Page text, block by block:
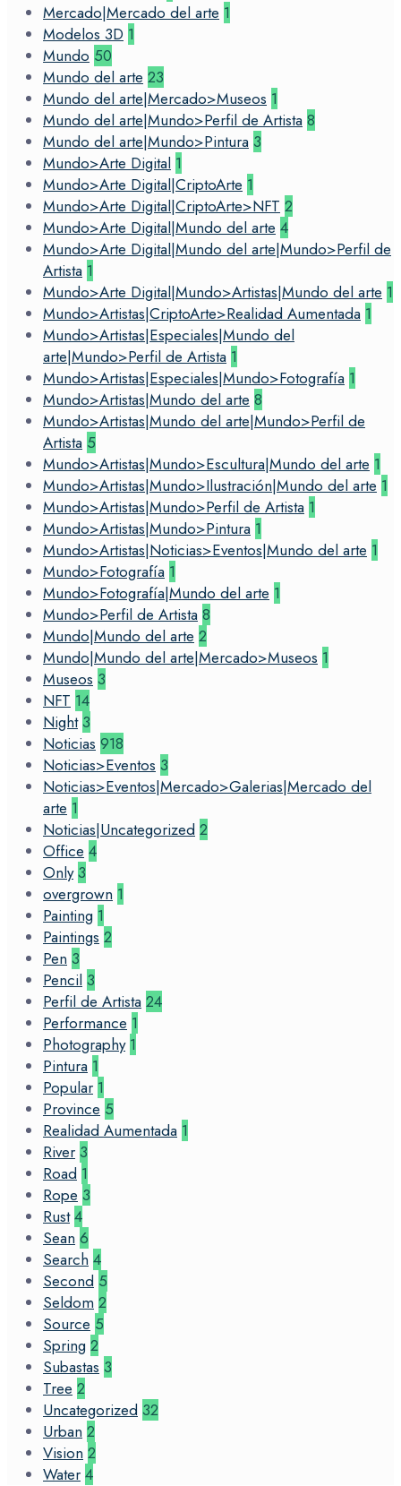
Mercado|Mercado del arte 1
Modelos 3D 1
Mundo 50
Mundo del arte 23
Mundo del arte|Mercado>Museos 1
Mundo del arte|Mundo>Perfil de Artista 8
Mundo del arte|Mundo>Pintura 3
Mundo>Arte Digital 1
Mundo>Arte Digital|CriptoArte 1
Mundo>Arte Digital|CriptoArte>NFT 2
Mundo>Arte Digital|Mundo del arte 4
Mundo>Arte Digital|Mundo del arte|Mundo>Perfil de
Artista 1
Mundo>Arte Digital|Mundo>Artistas|Mundo del arte 1
Mundo>Artistas|CriptoArte>Realidad Aumentada 1
Mundo>Artistas|Especiales|Mundo del
arte|Mundo>Perfil de Artista 1
Mundo>Artistas|Especiales|Mundo>Fotografía 1
Mundo>Artistas|Mundo del arte 8
Mundo>Artistas|Mundo del arte|Mundo>Perfil de
Artista 5
Mundo>Artistas|Mundo>Escultura|Mundo del arte 1
Mundo>Artistas|Mundo>Ilustración|Mundo del arte 1
Mundo>Artistas|Mundo>Perfil de Artista 1
Mundo>Artistas|Mundo>Pintura 1
Mundo>Artistas|Noticias>Eventos|Mundo del arte 1
Mundo>Fotografía 1
Mundo>Fotografía|Mundo del arte 1
Mundo>Perfil de Artista 8
Mundo|Mundo del arte 2
Mundo|Mundo del arte|Mercado>Museos 1
Museos 3
NFT 14
Night 3
Noticias 918
Noticias>Eventos 3
Noticias>Eventos|Mercado>Galerias|Mercado del
arte 1
Noticias|Uncategorized 2
Office 4
Only 3
overgrown 1
Painting 1
Paintings 2
Pen 3
Pencil 3
Perfil de Artista 24
Performance 1
Photography 1
Pintura 1
Popular 1
Province 5
Realidad Aumentada 1
River 3
Road 1
Rope 3
Rust 4
Sean 6
Search 4
Second 5
Seldom 2
Source 5
Spring 2
Subastas 3
Tree 2
Uncategorized 32
Urban 2
Vision 2
Water 4